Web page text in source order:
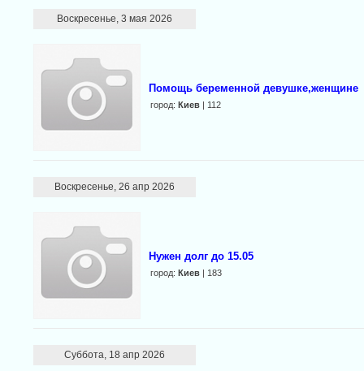
Воскресенье, 3 мая 2026
Помощь беременной девушке,женщине
город: Киев| 112
Воскресенье, 26 апр 2026
Нужен долг до 15.05
город: Киев| 183
Суббота, 18 апр 2026